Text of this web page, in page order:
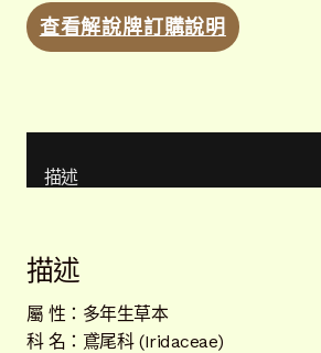
查看解說牌訂購說明
描述
描述
屬 性：多年生草本
科 名：鳶尾科 (Iridaceae)